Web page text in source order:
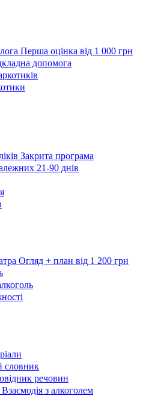
Перша оцінка від 1 000 грн
допомога
Закрита програма
21-90 днів
Огляд + план від 1 200 грн
словник
речовин
Взаємодія з алкоголем